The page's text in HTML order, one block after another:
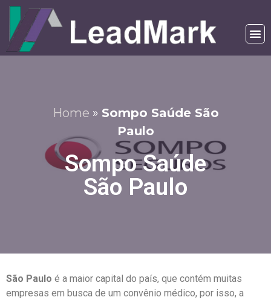
Home » Sompo Saúde São
Paulo
Sompo Saúde
São Paulo
São Paulo é a maior capital do país, que contém muitas
empresas em busca de um convênio médico, por isso, a